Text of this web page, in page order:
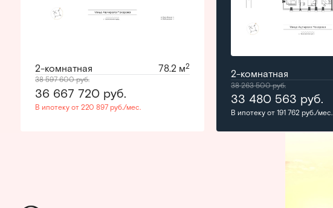
2-комнатная 78.2 м2
38 597 600руб.
36 667 720 руб.
В ипотеку от 220 897 руб./мес.
2-комнатная
38 263 500руб.
33 480 563 руб.
В ипотеку от 191 762 руб./мес.